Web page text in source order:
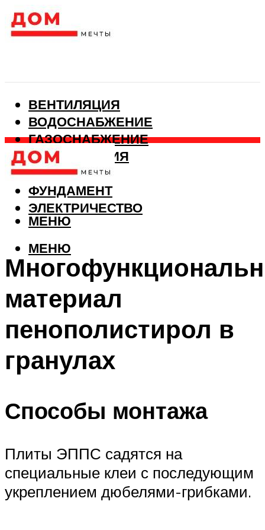
ВЕНТИЛЯЦИЯ
ВОДОСНАБЖЕНИЕ
ГАЗОСНАБЖЕНИЕ
КАНАЛИЗАЦИЯ
ОТОПЛЕНИЕ
ФУНДАМЕНТ
ЭЛЕКТРИЧЕСТВО
МЕНЮ
МЕНЮ
материал
пенополистирол в
гранулах
Способы монтажа
Плиты ЭППС садятся на
специальные клеи с последующим
укреплением дюбелями-грибками.